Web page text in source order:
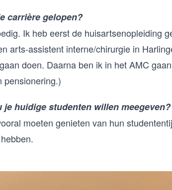
carrière gelopen?
Ik heb eerst de huisartsenopleiding
arts-assistent interne/chirurgie in
doen. Daarna ben ik in het AMC
pensionering.)
je huidige studenten willen meegeven?
moeten genieten van hun